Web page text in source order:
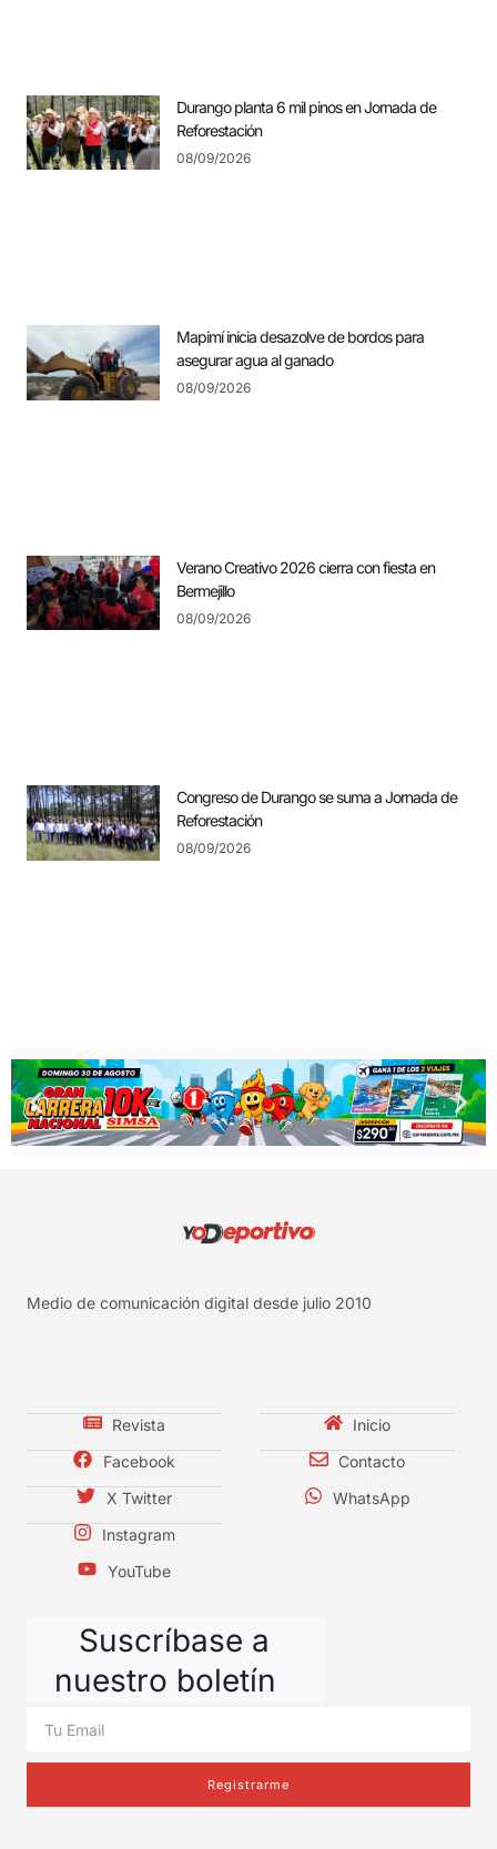
Durango planta 6 mil pinos en Jornada de
Reforestación
08/09/2026
Mapimí inicia desazolve de bordos para
asegurar agua al ganado
08/09/2026
Verano Creativo 2026 cierra con fiesta en
Bermejillo
08/09/2026
Congreso de Durango se suma a Jornada de
Reforestación
08/09/2026
Medio de comunicación digital desde julio 2010
Revista
Facebook
X Twitter
Instagram
YouTube
Inicio
Contacto
WhatsApp
Suscríbase a
nuestro boletín
Registrarme